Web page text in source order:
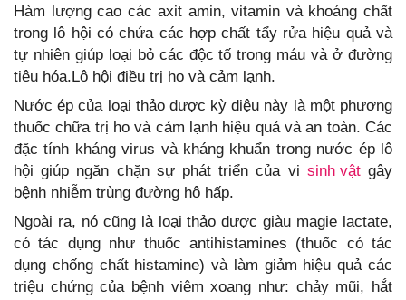
Hàm lượng cao các axit amin, vitamin và khoáng chất
trong lô hội có chứa các hợp chất tẩy rửa hiệu quả và
tự nhiên giúp loại bỏ các độc tố trong máu và ở đường
tiêu hóa.Lô hội điều trị ho và cảm lạnh.
Nước ép của loại thảo dược kỳ diệu này là một phương
thuốc chữa trị ho và cảm lạnh hiệu quả và an toàn. Các
đặc tính kháng virus và kháng khuẩn trong nước ép lô
hội giúp ngăn chặn sự phát triển của vi sinh vậtgây
bệnh nhiễm trùng đường hô hấp.
Ngoài ra, nó cũng là loại thảo dược giàu magie lactate,
có tác dụng như thuốc antihistamines (thuốc có tác
dụng chống chất histamine) và làm giảm hiệu quả các
triệu chứng của bệnh viêm xoang như: chảy mũi, hắt